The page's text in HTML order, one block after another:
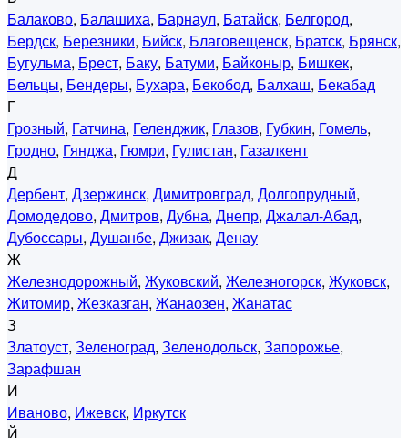
Балаково, Балашиха, Барнаул, Батайск, Белгород,
Бердск, Березники, Бийск, Благовещенск, Братск, Брянск,
Бугульма, Брест, Баку, Батуми, Байконыр, Бишкек,
Бельцы, Бендеры, Бухара, Бекобод, Балхаш, Бекабад
Г
Грозный, Гатчина, Геленджик, Глазов, Губкин, Гомель,
Гродно, Гянджа, Гюмри, Гулистан, Газалкент
Д
Дербент, Дзержинск, Димитровград, Долгопрудный,
Домодедово, Дмитров, Дубна, Днепр, Джалал-Абад,
Дубоссары, Душанбе, Джизак, Денау
Ж
Железнодорожный, Жуковский, Железногорск, Жуковск,
Житомир, Жезказган, Жанаозен, Жанатас
З
Златоуст, Зеленоград, Зеленодольск, Запорожье,
Зарафшан
И
Иваново, Ижевск, Иркутск